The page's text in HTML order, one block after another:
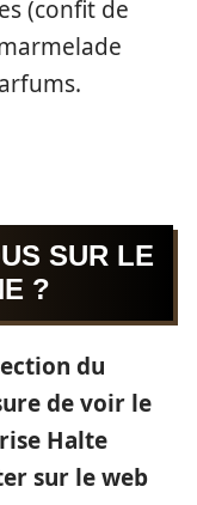
(confit de
SUR LE
?
du
de voir le
Halte
sur le web